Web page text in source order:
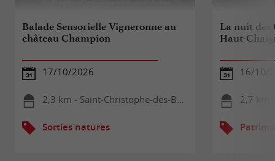
Balade Sensorielle Vigneronne au
château Champion
17/10/2026
2,3 km - Saint-Christophe-des-Bardes
Sorties natures
La nuit des
Haut-
16/10/
2,7 km